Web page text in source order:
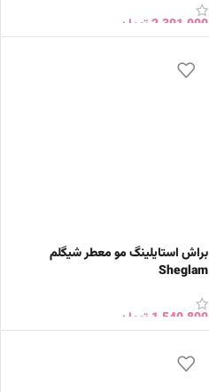
2,301,900تومان
براش استایلینگ مو معطر شیگلم
Sheglam
1,540,800 تومان